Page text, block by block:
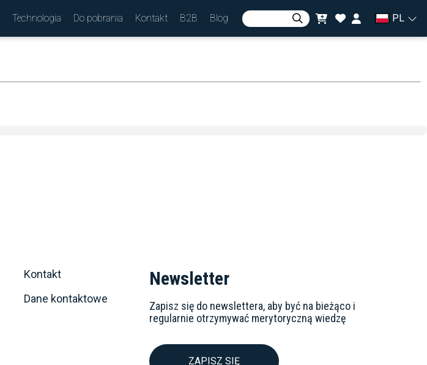
Technologia Do pobrania Kontakt B2B Blog PL
Kontakt
Dane kontaktowe
Newsletter
Zapisz się do newslettera, aby być na bieżąco i
regularnie otrzymywać merytoryczną wiedzę
ZAPISZ SIĘ